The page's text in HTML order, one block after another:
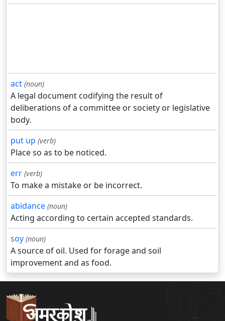
act (noun)
A legal document codifying the result of
deliberations of a committee or society or legislative
body.
put up (verb)
Place so as to be noticed.
err (verb)
To make a mistake or be incorrect.
abidance (noun)
Acting according to certain accepted standards.
soy (noun)
A source of oil. Used for forage and soil
improvement and as food.